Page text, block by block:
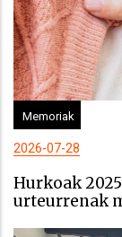
Memoriak
2026-07-28
Hurkoak
urteurrenak